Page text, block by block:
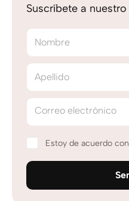
Suscríbete a
Nombre
Apellido
Correo electrónico
Estoy de acuerdo